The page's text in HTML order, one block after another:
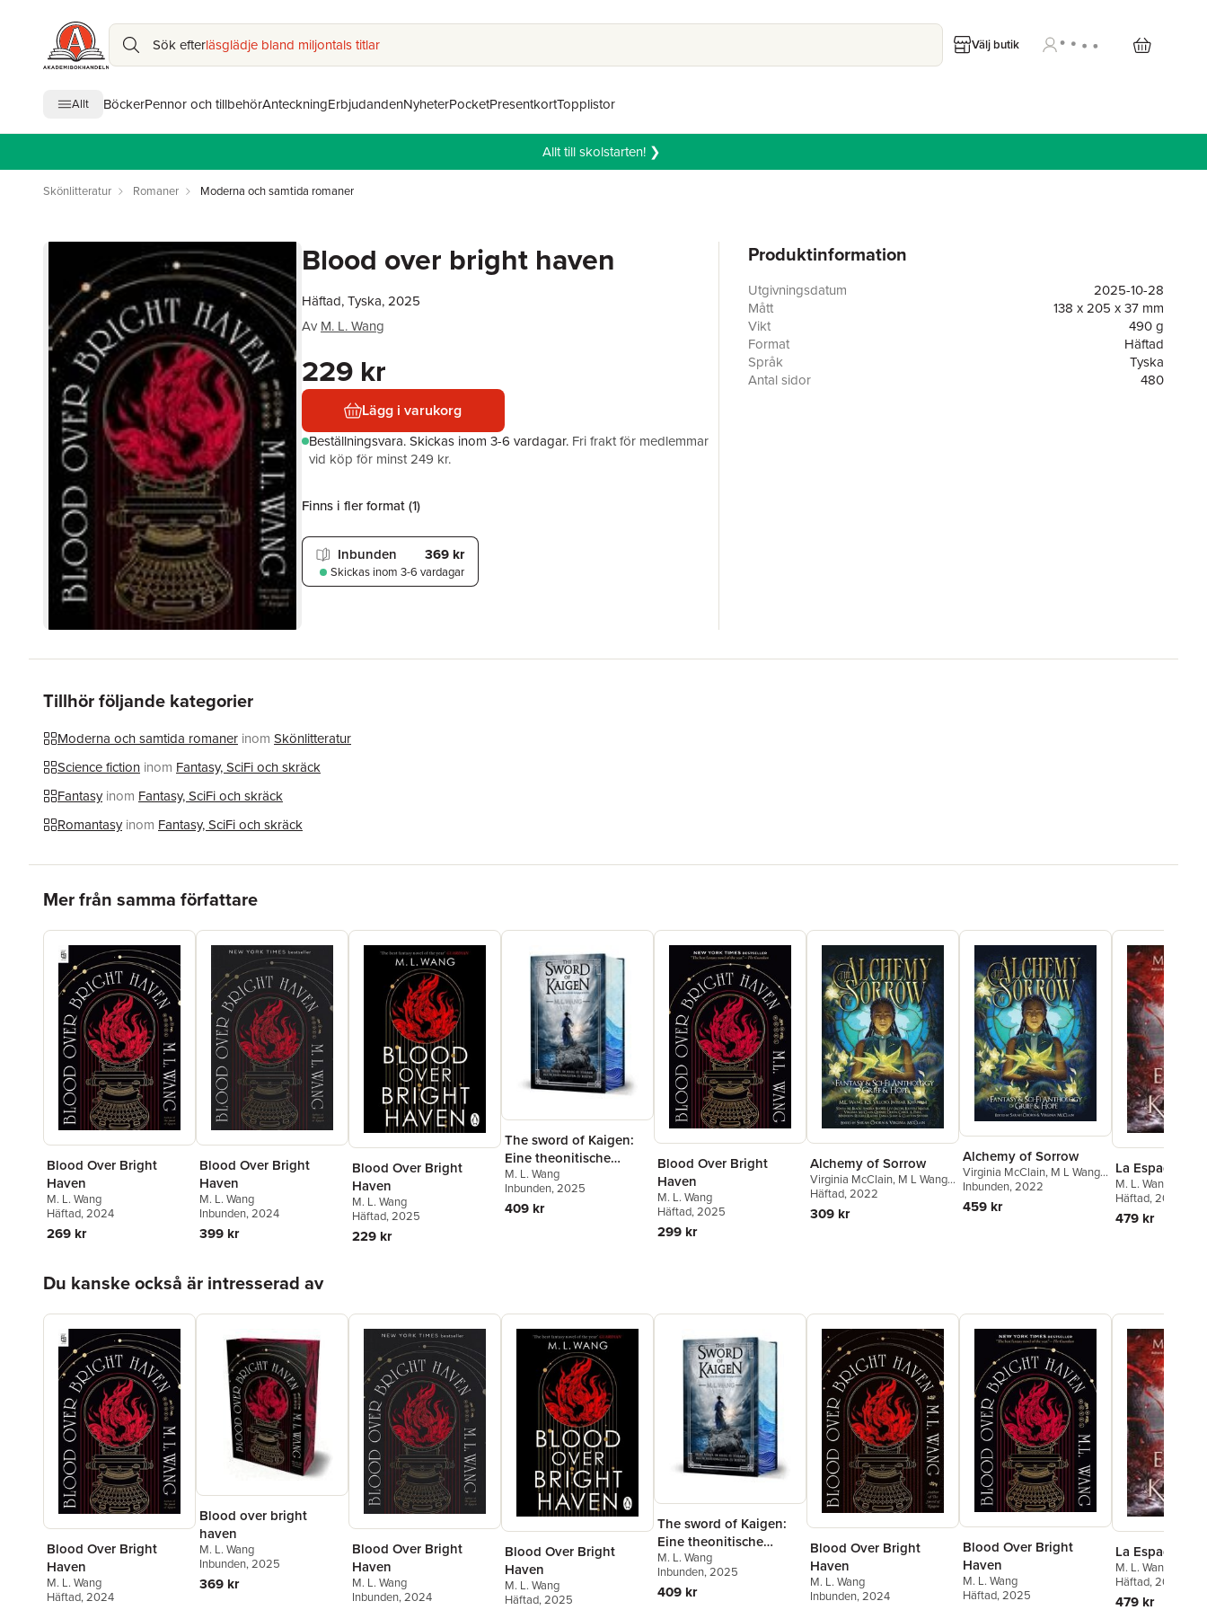
Sök efterläsglädje bland miljontals titlar Välj butik
Allt BöckerPennor och tillbehörAnteckningErbjudandenNyheterPocketPresentkortTopplistor
Allt till skolstarten! ❯
Skönlitteratur Romaner Moderna och samtida romaner
Blood over bright haven
Häftad, Tyska, 2025
Av M. L. Wang
229 kr
Lägg i varukorg
Beställningsvara.Skickas inom 3-6 vardagar. Fri frakt för medlemmar
vid köp för minst 249 kr.
Finns i fler format (1)
Inbunden 369 kr
Skickas inom 3-6 vardagar
Produktinformation
Utgivningsdatum
2025-10-28
Mått
138 x 205 x 37 mm
Vikt
490 g
Format
Häftad
Språk
Tyska
Antal sidor
480
Tillhör följande kategorier
Moderna och samtida romaner inom Skönlitteratur
Science fiction inom Fantasy, SciFi och skräck
Fantasy inom Fantasy, SciFi och skräck
Romantasy inom Fantasy, SciFi och skräck
Mer från samma författare
Blood Over Bright
Haven
M. L. Wang
Häftad, 2024
269 kr
Blood Over Bright
Haven
M. L. Wang
Inbunden, 2024
399 kr
Blood Over Bright
Haven
M. L. Wang
Häftad, 2025
229 kr
The sword of Kaigen:
Eine theonitische
Kriegsgeschichte
M. L. Wang
Inbunden, 2025
409 kr
Blood Over Bright
Haven
M. L. Wang
Häftad, 2025
299 kr
Alchemy of Sorrow
Virginia McClain, M L Wang,
Sarah Chorn
Häftad, 2022
309 kr
Alchemy of Sorrow
Virginia McClain, M L Wang,
Sarah Chorn
Inbunden, 2022
459 kr
La Espada de
M. L. Wang
Häftad, 2026
479 kr
Du kanske också är intresserad av
Blood Over Bright
Haven
M. L. Wang
Häftad, 2024
Blood over bright
haven
M. L. Wang
Inbunden, 2025
369 kr
Blood Over Bright
Haven
M. L. Wang
Inbunden, 2024
Blood Over Bright
Haven
M. L. Wang
Häftad, 2025
The sword of Kaigen:
Eine theonitische
Kriegsgeschichte
M. L. Wang
Inbunden, 2025
409 kr
Blood Over Bright
Haven
M. L. Wang
Inbunden, 2024
Blood Over Bright
Haven
M. L. Wang
Häftad, 2025
La Espada de
M. L. Wang
Häftad, 2026
479 kr